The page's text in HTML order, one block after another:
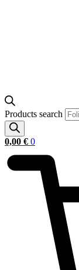
Products search
0,00 € 0